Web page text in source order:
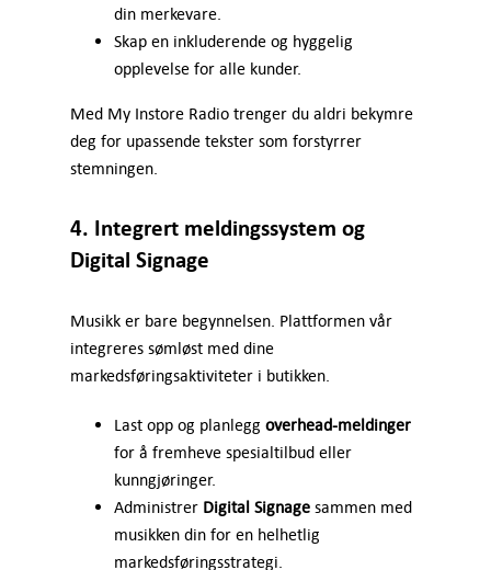
din merkevare.
Skap en inkluderende og hyggelig
opplevelse for alle kunder.
Med My Instore Radio trenger du aldri bekymre
deg for upassende tekster som forstyrrer
stemningen.
4. Integrert meldingssystem og
Digital Signage
Musikk er bare begynnelsen. Plattformen vår
integreres sømløst med dine
markedsføringsaktiviteter i butikken.
Last opp og planlegg overhead-meldinger
for å fremheve spesialtilbud eller
kunngjøringer.
Administrer Digital Signagesammen med
musikken din for en helhetlig
markedsføringsstrategi.